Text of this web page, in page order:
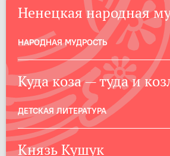
Ненецкая народная
НАРОДНАЯ МУДРОСТЬ
Куда коза — туда и
ДЕТСКАЯ ЛИТЕРАТУРА
Князь Кушук